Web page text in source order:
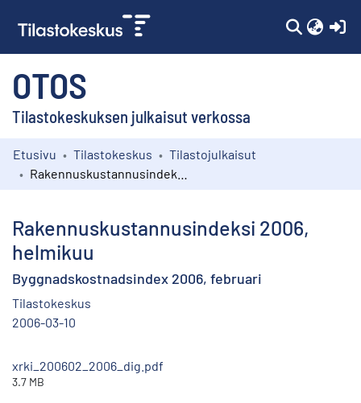
OTOS
Tilastokeskuksen julkaisut verkossa
Kokoelmat
Etusivu Tilastokeskus
Tilastojulkaisut
Rakennuskustannusindeksi 2006,
helmikuu
Byggnadskostnadsindex 2006, februari
Tilastokeskus
2006-03-10
xrki_200602_2006_dig.pdf
3.7 MB